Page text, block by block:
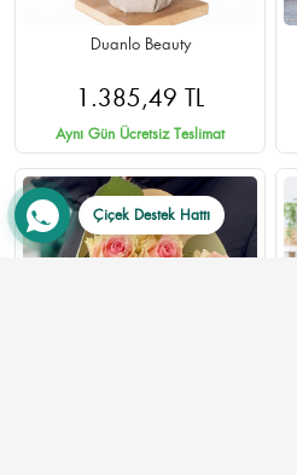
Duanlo Beauty
1.385,49 TL
Aynı Gün Ücretsiz Teslimat
Çiçek Destek Hattı